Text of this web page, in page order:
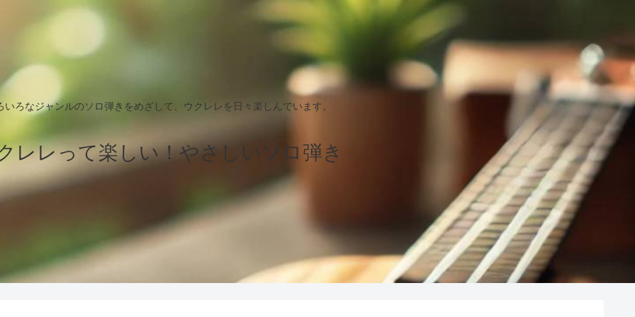
いろなジャンルのソロ弾きをめざして、ウクレレを日々楽しんでいます。
レレって楽しい！やさしいソロ弾き